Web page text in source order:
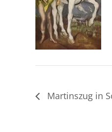
Martinszug in